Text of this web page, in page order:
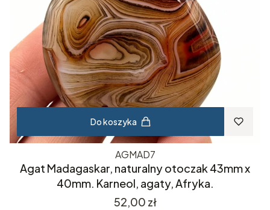
Do koszyka
AGMAD7
Agat Madagaskar, naturalny otoczak 43mm x
40mm. Karneol, agaty, Afryka.
Cena
52,00 zł